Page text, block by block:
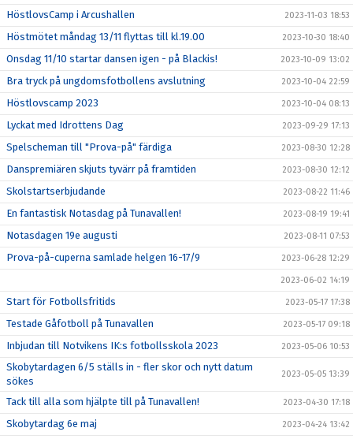
HöstlovsCamp i Arcushallen 2023-11-03 18:53
Höstmötet måndag 13/11 flyttas till kl.19.00 2023-10-30 18:40
Onsdag 11/10 startar dansen igen - på Blackis! 2023-10-09 13:02
Bra tryck på ungdomsfotbollens avslutning 2023-10-04 22:59
Höstlovscamp 2023 2023-10-04 08:13
Lyckat med Idrottens Dag 2023-09-29 17:13
Spelscheman till "Prova-på" färdiga 2023-08-30 12:28
Danspremiären skjuts tyvärr på framtiden 2023-08-30 12:12
Skolstartserbjudande 2023-08-22 11:46
En fantastisk Notasdag på Tunavallen! 2023-08-19 19:41
Notasdagen 19e augusti 2023-08-11 07:53
Prova-på-cuperna samlade helgen 16-17/9 2023-06-28 12:29
2023-06-02 14:19
Start för Fotbollsfritids 2023-05-17 17:38
Testade Gåfotboll på Tunavallen 2023-05-17 09:18
Inbjudan till Notvikens IK:s fotbollsskola 2023 2023-05-06 10:53
Skobytardagen 6/5 ställs in - fler skor och nytt datum
sökes
2023-05-05 13:39
Tack till alla som hjälpte till på Tunavallen! 2023-04-30 17:18
Skobytardag 6e maj 2023-04-24 13:42